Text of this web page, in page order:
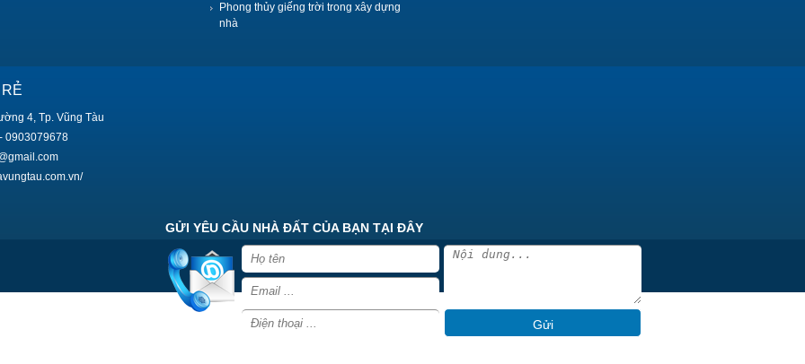
Phong thủy giếng trời trong xây dựng
nhà
4, Tp. Vũng Tàu
0903079678
GỬI YÊU CẦU NHÀ ĐẤT CỦA BẠN TẠI ĐÂY
Gửi